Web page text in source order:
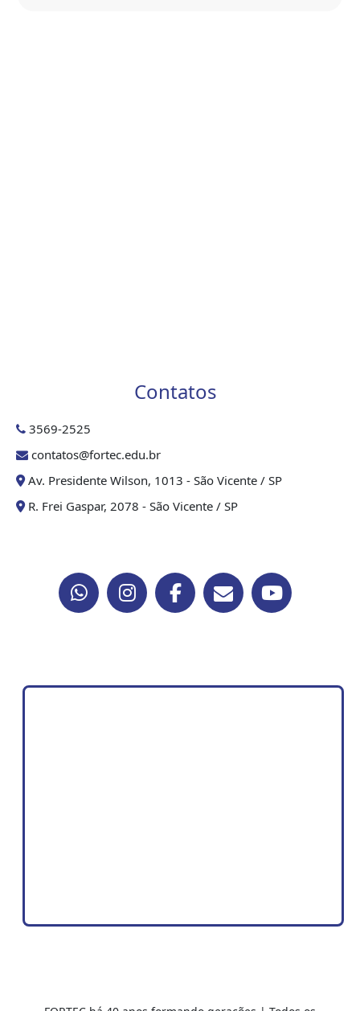
Contatos
3569-2525
contatos@fortec.edu.br
Av. Presidente Wilson, 1013 - São Vicente / SP
R. Frei Gaspar, 2078 - São Vicente / SP